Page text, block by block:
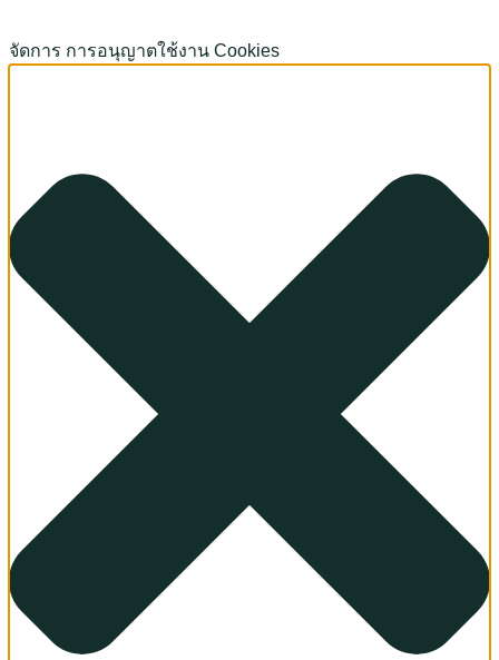
จัดการ การอนุญาตใช้งาน Cookies